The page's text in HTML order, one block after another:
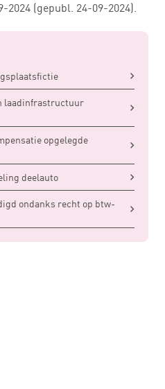
2024 (gepubl. 24-09-2024).
laadinfrastructuur
opgelegde
deelauto
ondanks recht op btw-